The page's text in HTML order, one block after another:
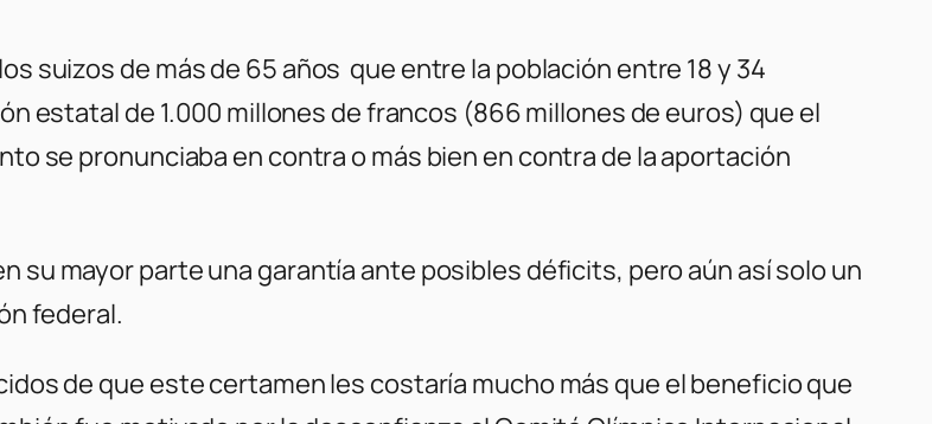
suizos de más de 65 años que entre la población entre 18 y 34
estatal de 1.000 millones de francos (866 millones de euros) que el
se pronunciaba en contra o más bien en contra de la aportación
su mayor parte una garantía ante posibles déficits, pero aún así solo un
federal.
de que este certamen les costaría mucho más que el beneficio que